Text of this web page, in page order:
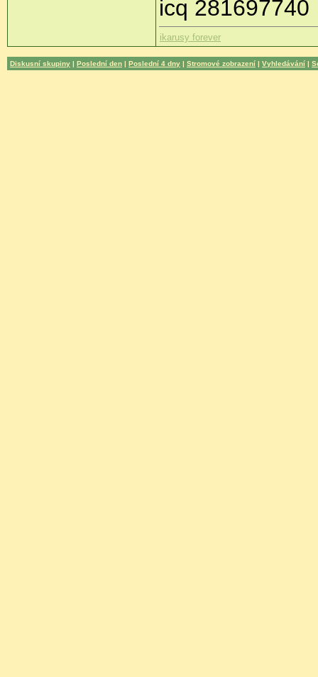
icq 281697740
ikarusy forever
Diskusní skupiny | Poslední den | Poslední 4 dny | Stromové zobrazení | Vyhledávání |